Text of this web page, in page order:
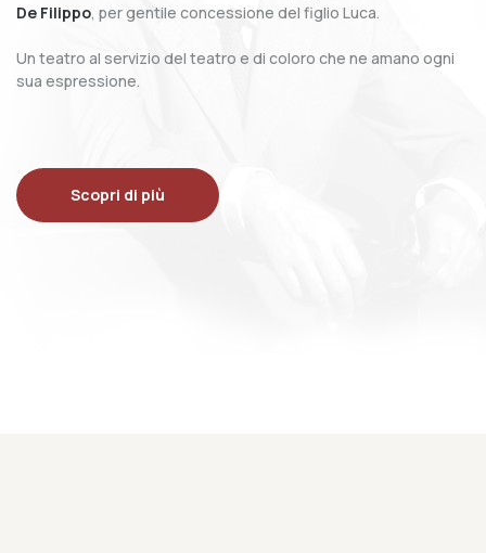
De Filippo, per gentile concessione del figlio Luca.
Un teatro al servizio del teatro e di coloro che ne amano ogni
sua espressione.
Scopri di più